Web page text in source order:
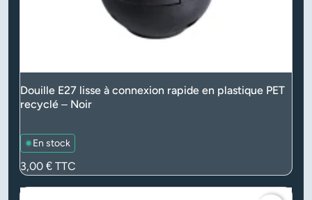
Douille E27 lisse à connexion rapide en plastique PET
recyclé – Noir
En stock
Prix
3,00 € TTC